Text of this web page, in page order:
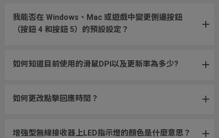
我能否在 Windows、Mac 或遊戲中變更側邊按鈕
（按鈕 4 和按鈕 5）的預設設定？
如何知道目前使用的滑鼠DPI以及更新率為多少?
如何更改點擊回應時間？
增強型無線接收器上LED指示燈的顏色是什麼意思？